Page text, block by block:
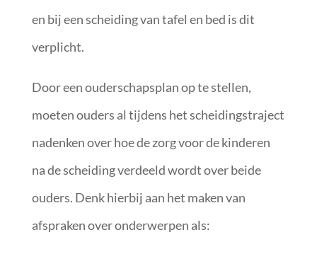
en bij een scheiding van tafel en bed is dit
verplicht.
Door een ouderschapsplan op te stellen,
moeten ouders al tijdens het scheidingstraject
nadenken over hoe de zorg voor de kinderen
na de scheiding verdeeld wordt over beide
ouders. Denk hierbij aan het maken van
afspraken over onderwerpen als: